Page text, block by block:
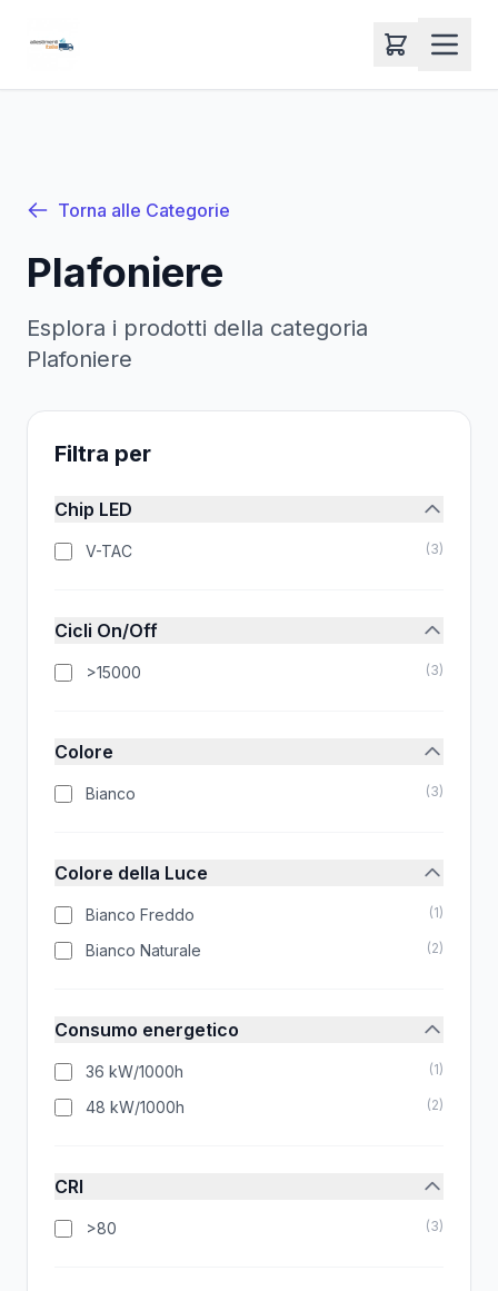
Torna alle Categorie
Plafoniere
Esplora i prodotti della categoria
Plafoniere
Filtra per
Chip LED
V-TAC (3)
Cicli On/Off
>15000 (3)
Colore
Bianco (3)
Colore della Luce
Bianco Freddo (1)
Bianco Naturale (2)
Consumo energetico
36 kW/1000h (1)
48 kW/1000h (2)
CRI
>80 (3)